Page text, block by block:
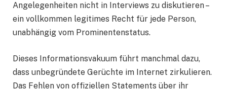
Angelegenheiten nicht in Interviews zu diskutieren –
ein vollkommen legitimes Recht für jede Person,
unabhängig vom Prominentenstatus.
Dieses Informationsvakuum führt manchmal dazu,
dass unbegründete Gerüchte im Internet zirkulieren.
Das Fehlen von offiziellen Statements über ihr